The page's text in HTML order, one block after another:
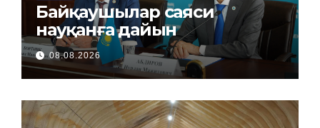
Байқаушылар саяси
науқанға дайын
08.08.2026